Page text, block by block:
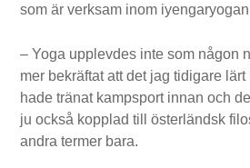
som är verksam inom
– Yoga upplevdes inte som någon
mer bekräftat att det jag tidigare
hade tränat kampsport innan och
ju också kopplad till österländsk
andra termer bara.